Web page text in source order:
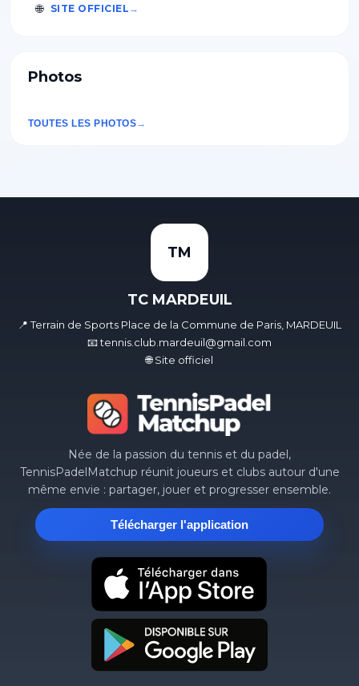
🌐 SITE OFFICIEL
Photos
TOUTES LES PHOTOS
TM
TC MARDEUIL
📍 Terrain de Sports Place de la Commune de Paris, MARDEUIL
📧 tennis.club.mardeuil@gmail.com
🌐 Site officiel
Née de la passion du tennis et du padel,
TennisPadelMatchup réunit joueurs et clubs autour d'une
même envie : partager, jouer et progresser ensemble.
Télécharger l'application